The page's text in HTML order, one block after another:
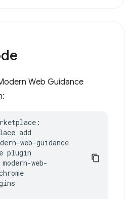
Web Guidance
add
web-guidance
plugin
web-